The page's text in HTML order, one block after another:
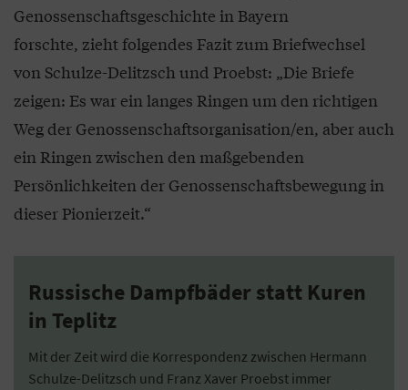
Genossenschaftsgeschichte in Bayern
forschte, zieht folgendes Fazit zum Briefwechsel
von Schulze-Delitzsch und Proebst: „Die Briefe
zeigen: Es war ein langes Ringen um den richtigen
Weg der Genossenschaftsorganisation/en, aber auch
ein Ringen zwischen den maßgebenden
Persönlichkeiten der Genossenschaftsbewegung in
dieser Pionierzeit.“
Russische Dampfbäder statt Kuren
in Teplitz
Mit der Zeit wird die Korrespondenz zwischen Hermann
Schulze-Delitzsch und Franz Xaver Proebst immer